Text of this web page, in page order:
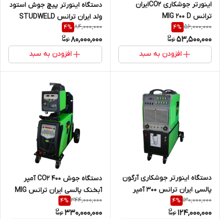
اینورتر جوشکاری CO2ایران
ترانس MIG 200 D
56,000,000
4%
53,500,000
افزودن به سبد
دستگاه اینورتر پیچ جوش استود
ولد ایران ترانس STUDWELD
(M3-M8) IT 2500
84,000,000
4%
80,000,000
افزودن به سبد
دستگاه اینورتر جوشکاری آرگون
پالسی ایران ترانس 300 آمپر
آبخنک TIG 300 P DC WATER
COOL
130,000,000
4%
124,000,000
دستگاه جوش CO2 400 آمپر
آبخنک پالسی ایران ترانس MIG
401 DPI WATERCOOL
344,000,000
4%
330,000,000